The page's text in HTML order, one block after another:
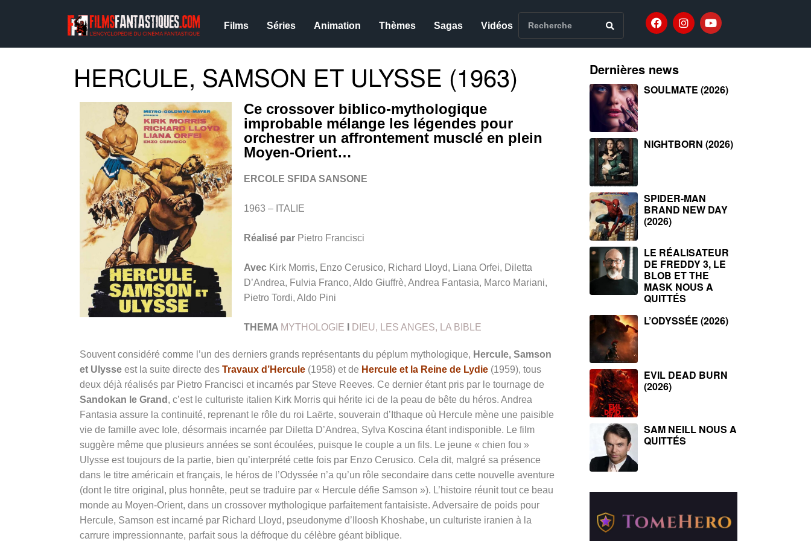
Films Séries Animation Thèmes Sagas Vidéos
HERCULE, SAMSON ET ULYSSE (1963)
Ce crossover biblico-mythologique
improbable mélange les légendes pour
orchestrer un affrontement musclé en plein
Moyen-Orient…
ERCOLE SFIDA SANSONE
1963 – ITALIE
Réalisé par Pietro Francisci
Avec Kirk Morris, Enzo Cerusico, Richard Lloyd, Liana Orfei, Diletta
D’Andrea, Fulvia Franco, Aldo Giuffrè, Andrea Fantasia, Marco Mariani,
Pietro Tordi, Aldo Pini
THEMA MYTHOLOGIE DIEU, LES ANGES, LA BIBLE
Souvent considéré comme l’un des derniers grands représentants du péplum mythologique, Hercule, Samson
et Ulysse est la suite directe des Travaux d’Hercule (1958) et de Hercule et la Reine de Lydie (1959), tous
deux déjà réalisés par Pietro Francisci et incarnés par Steve Reeves. Ce dernier étant pris par le tournage de
Sandokan le Grand , c’est le culturiste italien Kirk Morris qui hérite ici de la peau de bête du héros. Andrea
Fantasia assure la continuité, reprenant le rôle du roi Laërte, souverain d’Ithaque où Hercule mène une paisible
vie de famille avec Iole, désormais incarnée par Diletta D’Andrea, Sylva Koscina étant indisponible. Le film
suggère même que plusieurs années se sont écoulées, puisque le couple a un fils. Le jeune « chien fou »
Ulysse est toujours de la partie, bien qu’interprété cette fois par Enzo Cerusico. Cela dit, malgré sa présence
dans le titre américain et français, le héros de l’Odyssée n’a qu’un rôle secondaire dans cette nouvelle aventure
(dont le titre original, plus honnête, peut se traduire par « Hercule défie Samson »). L’histoire réunit tout ce beau
monde au Moyen-Orient, dans un crossover mythologique parfaitement fantaisiste. Adversaire de poids pour
Hercule, Samson est incarné par Richard Lloyd, pseudonyme d’Iloosh Khoshabe, un culturiste iranien à la
carrure impressionnante, parfait sous la défroque du célèbre géant biblique.
Dernières news
SOULMATE (2026)
NIGHTBORN (2026)
SPIDER-MAN
BRAND NEW DAY
(2026)
LE RÉALISATEUR
DE FREDDY 3, LE
BLOB ET THE
MASK NOUS A
QUITTÉS
L’ODYSSÉE (2026)
EVIL DEAD BURN
(2026)
SAM NEILL NOUS A
QUITTÉS